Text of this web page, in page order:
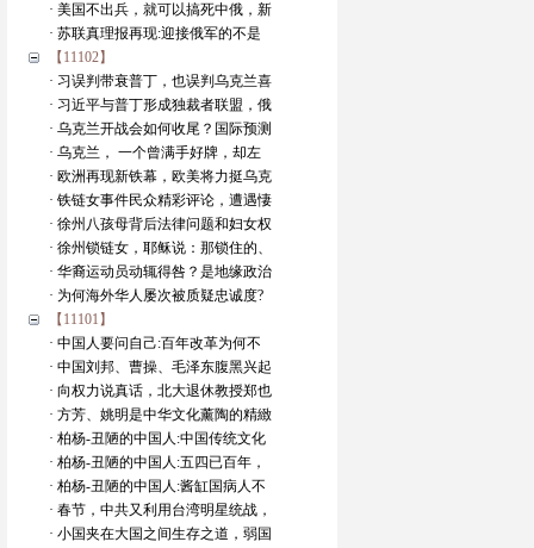
· 美国不出兵，就可以搞死中俄，新
· 苏联真理报再现:迎接俄军的不是
【11102】
· 习误判带衰普丁，也误判乌克兰喜
· 习近平与普丁形成独裁者联盟，俄
· 乌克兰开战会如何收尾？国际预测
· 乌克兰， 一个曾满手好牌，却左
· 欧洲再现新铁幕，欧美将力挺乌克
· 铁链女事件民众精彩评论，遭遇悽
· 徐州八孩母背后法律问题和妇女权
· 徐州锁链女，耶稣说：那锁住的、
· 华裔运动员动辄得咎？是地缘政治
· 为何海外华人屡次被质疑忠诚度?
【11101】
· 中国人要问自己:百年改革为何不
· 中国刘邦、曹操、毛泽东腹黑兴起
· 向权力说真话，北大退休教授郑也
· 方芳、姚明是中华文化薰陶的精緻
· 柏杨-丑陋的中国人:中国传统文化
· 柏杨-丑陋的中国人:五四已百年，
· 柏杨-丑陋的中国人:酱缸国病人不
· 春节，中共又利用台湾明星统战，
· 小国夹在大国之间生存之道，弱国